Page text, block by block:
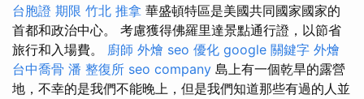
台胞證 期限 竹北 推拿 華盛頓特區是美國共同國家國家的
首都和政治中心。 考慮獲得佛羅里達景點通行證，以節省
旅行和入場費。 廚師 外燴 seo 優化 google 關鍵字 外燴
台中喬骨 潘 整復所 seo company 島上有一個乾旱的露營
地，不幸的是我們不能晚上，但是我們知道那些有過的人並